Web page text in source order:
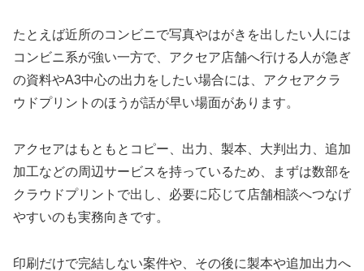
たとえば近所のコンビニで写真やはがきを出したい人には
コンビニ系が強い一方で、アクセア店舗へ行ける人が急ぎ
の資料やA3中心の出力をしたい場合には、アクセアクラ
ウドプリントのほうが話が早い場面があります。
アクセアはもともとコピー、出力、製本、大判出力、追加
加工などの周辺サービスを持っているため、まずは数部を
クラウドプリントで出し、必要に応じて店舗相談へつなげ
やすいのも実務向きです。
印刷だけで完結しない案件や、その後に製本や追加出力へ